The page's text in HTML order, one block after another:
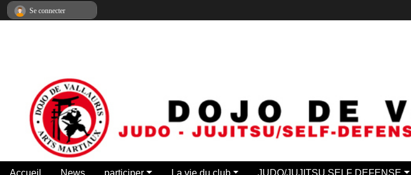
Accueil News participer La vie du club JUDO/JUJITSU SELF DEFENSE
Se connecter
Panneau de gestion des cookies